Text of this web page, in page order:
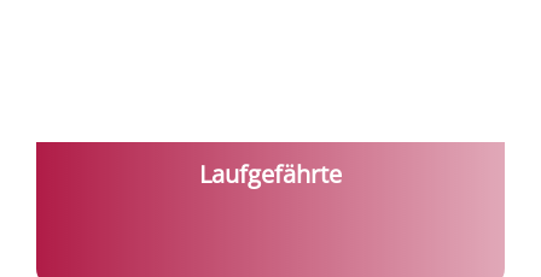
Laufgefährte